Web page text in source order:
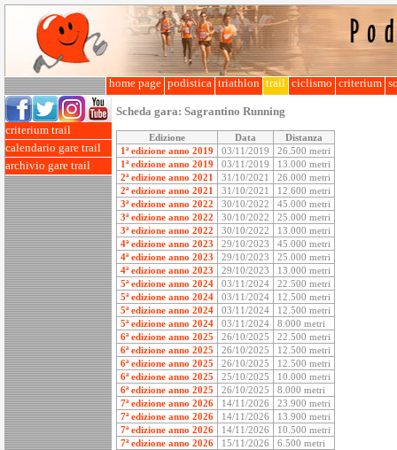
home page podistica triathlon trail ciclismo criterium
criterium trail
calendario gare trail
archivio gare trail
Scheda gara: Sagrantino Running
Edizione Data
Distanza
1ª edizione anno 2019
03/11/2019
26.500 metri
1ª edizione anno 2019
03/11/2019
13.000 metri
2ª edizione anno 2021
31/10/2021
26.000 metri
2ª edizione anno 2021
31/10/2021
12.600 metri
3ª edizione anno 2022
30/10/2022
45.000 metri
3ª edizione anno 2022
30/10/2022
25.000 metri
3ª edizione anno 2022
30/10/2022
13.000 metri
4ª edizione anno 2023
29/10/2023
45.000 metri
4ª edizione anno 2023
29/10/2023
25.000 metri
4ª edizione anno 2023
29/10/2023
13.000 metri
5ª edizione anno 2024
03/11/2024
22.500 metri
5ª edizione anno 2024
03/11/2024
12.500 metri
5ª edizione anno 2024
03/11/2024
12.500 metri
5ª edizione anno 2024
03/11/2024
8.000 metri
6ª edizione anno 2025
26/10/2025
22.500 metri
6ª edizione anno 2025
26/10/2025
12.500 metri
6ª edizione anno 2025
26/10/2025
12.500 metri
6ª edizione anno 2025
25/10/2025
10.000 metri
6ª edizione anno 2025
26/10/2025
8.000 metri
7ª edizione anno 2026
14/11/2026
23.900 metri
7ª edizione anno 2026
14/11/2026
13.900 metri
7ª edizione anno 2026
14/11/2026
10.500 metri
7ª edizione anno 2026
15/11/2026 6.500 metri